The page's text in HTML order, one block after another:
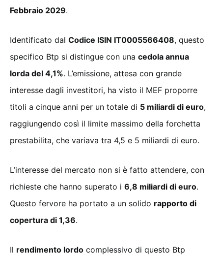
Febbraio 2029.
Identificato dal Codice ISIN IT0005566408, questo
specifico Btp si distingue con una cedola annua
lorda del 4,1%. L’emissione, attesa con grande
interesse dagli investitori, ha visto il MEF proporre
titoli a cinque anni per un totale di 5 miliardi di euro,
raggiungendo così il limite massimo della forchetta
prestabilita, che variava tra 4,5 e 5 miliardi di euro.
L’interesse del mercato non si è fatto attendere, con
richieste che hanno superato i 6,8 miliardi di euro.
Questo fervore ha portato a un solido rapporto di
copertura di 1,36.
Il rendimento lordo complessivo di questo Btp